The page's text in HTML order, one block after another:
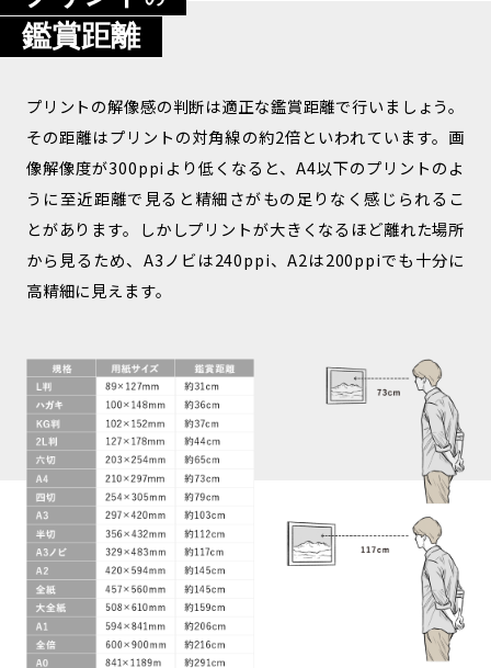
鑑賞距離
プリントの解像感の判断は適正な鑑賞距離で行いましょう。
その距離はプリントの対角線の約2倍といわれています。画
像解像度が300ppiより低くなると、A4以下のプリントのよ
うに至近距離で見ると精細さがもの足りなく感じられるこ
とがあります。しかしプリントが大きくなるほど離れた場所
から見るため、A3ノビは240ppi、A2は200ppiでも十分に
高精細に見えます。